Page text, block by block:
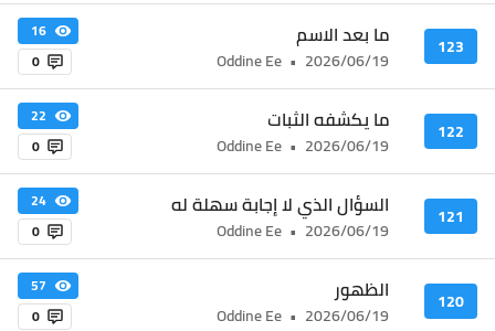
123 ما بعد الاسم
2026/06/19
•
Oddine Ee
16
0
122 ما يكشفه الثبات
2026/06/19
•
Oddine Ee
22
0
121 السؤال الذي لا إجابة سهلة له
2026/06/19
•
Oddine Ee
24
0
120 الظهور
2026/06/19
•
Oddine Ee
57
0